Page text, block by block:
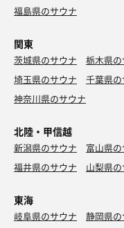
福島県のサウナ
関東
茨城県のサウナ 栃木県
埼玉県のサウナ
千葉県
神奈川県のサウナ
北陸・甲信越
新潟県のサウナ 富山県
福井県のサウナ
山梨県
東海
岐阜県のサウナ 静岡県